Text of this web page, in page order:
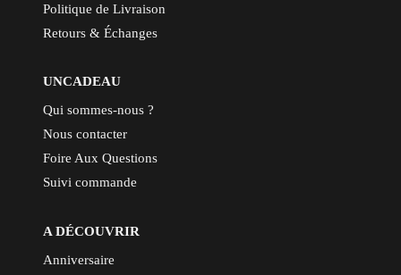
Politique de Livraison
Retours & Échanges
UNCADEAU
Qui sommes-nous ?
Nous contacter
Foire Aux Questions
Suivi commande
A DÉCOUVRIR
Anniversaire